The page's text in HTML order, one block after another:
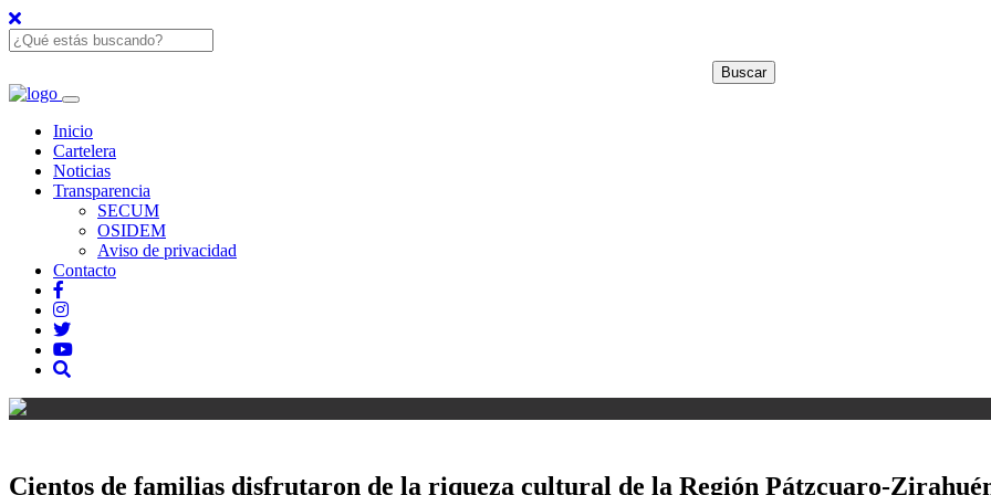
Inicio
Cartelera
Noticias
Transparencia
SECUM
OSIDEM
Aviso de privacidad
Contacto
Cientos de familias disfrutaron de la riqueza cultural de la Región Pátzcuaro-